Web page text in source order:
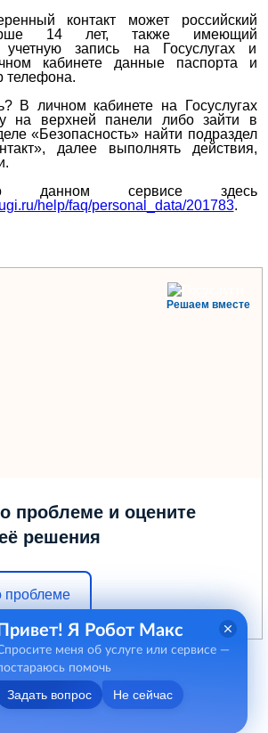
контакт может российский
14 лет, также имеющий
учетную запись на Госуслугах и
кабинете данные паспорта и
телефона.
В личном кабинете на Госуслугах
на верхней панели либо зайти в
«Безопасность» найти подраздел
далее выполнять действия,
данном сервисе здесь
help/faq/personal_data/201783.
Решаем вместе
проблеме и оцените
решения
проблеме
Курганской области
Привет! Я Робот Макс
меня об услуге или сервисе —
помочь
Задать вопрос Не сейчас